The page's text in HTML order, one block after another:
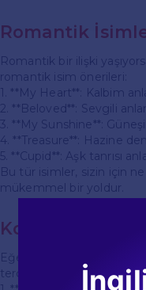
Romantik
Romantik bir ilişki
romantik isim önerileri:
1. **My Heart**: Kalbim
2. **Beloved**: Sevgili
3. **My Sunshine**:
4. **Treasure**: Hazine
5. **Cupid**: Aşk tanrısı
Bu tür isimler, sizin için
mükemmel bir yoldur.
Komik İsimler
Eğer ilişkiniz eğlenceli ve
tercih edebilirsiniz: